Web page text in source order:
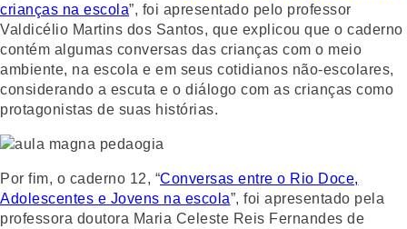
crianças na escola”, foi apresentado pelo professor
Valdicélio Martins dos Santos, que explicou que o caderno
contém algumas conversas das crianças com o meio
ambiente, na escola e em seus cotidianos não-escolares,
considerando a escuta e o diálogo com as crianças como
protagonistas de suas histórias.
Por fim, o caderno 12, “Conversas entre o Rio Doce,
Adolescentes e Jovens na escola”, foi apresentado pela
professora doutora Maria Celeste Reis Fernandes de